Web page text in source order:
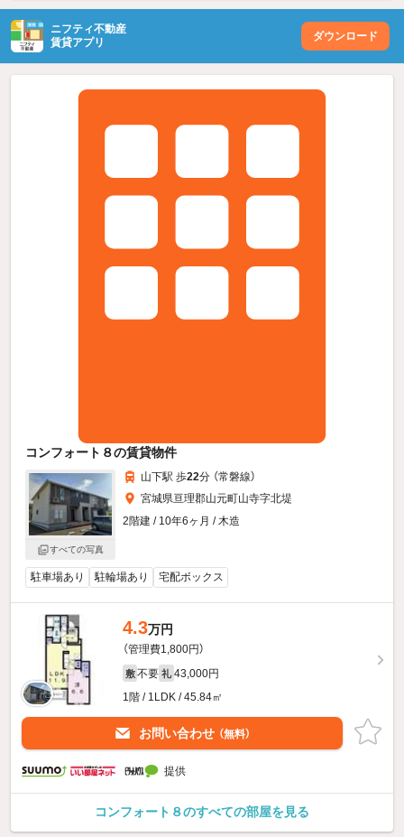
ニフティ不動産
賃貸アプリ
ダウンロード
コンフォート８の賃貸物件
すべての写真
山下駅 歩22分 （常磐線）
宮城県亘理郡山元町山寺字北堤
2階建 / 10年6ヶ月 / 木造
駐車場あり 駐輪場あり 宅配ボックス
4.3万円
（管理費1,800円）
敷 不要 礼 43,000円
1階 / 1LDK / 45.84㎡
お問い合わせ （無料）
提供
コンフォート８のすべての部屋を見る